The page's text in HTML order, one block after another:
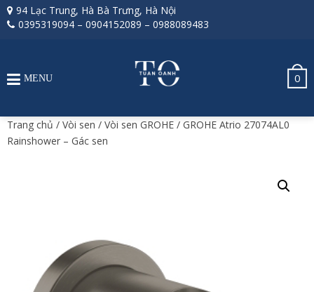
94 Lạc Trung, Hà Bà Trưng, Hà Nội
0395319094 – 0904152089 – 0988089483
0
MENU
Trang chủ / Vòi sen / Vòi sen GROHE / GROHE Atrio 27074AL0
Rainshower – Gác sen